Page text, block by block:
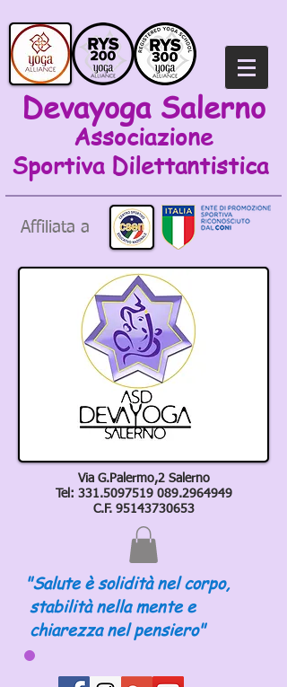
Devayoga Salerno
Associazione
Sportiva Dilettantistica
Affiliata a
Via G.Palermo,2 Salerno
Tel: 331.5097519 089.2964949
C.F. 95143730653
"Salute è solidità nel corpo,
stabilità nella mente e
chiarezza nel pensiero"